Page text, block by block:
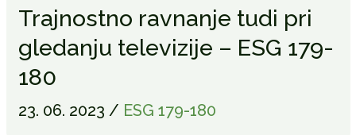
Trajnostno ravnanje tudi pri
gledanju televizije – ESG 179-
180
23. 06. 2023 / ESG 179-180